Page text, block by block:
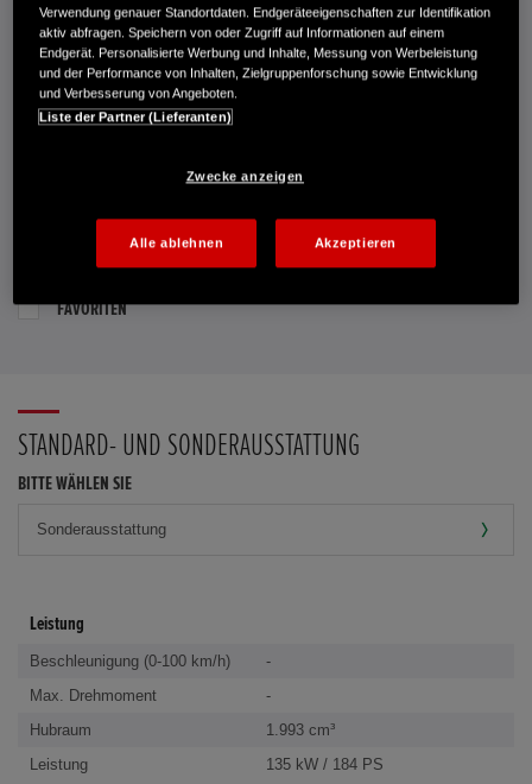
Route planen
Händlerbestand anzeigen
Dealer Website anzeigen
Händler kontaktieren
PROBEFAHRT VEREINBAREN
FAVORITEN
STANDARD- UND SONDERAUSSTATTUNG
BITTE WÄHLEN SIE
Leistung
Beschleunigung (0-100 km/h)
-
Max. Drehmoment
-
Hubraum
1.993 cm³
Leistung
135 kW / 184 PS
Verwendung genauer Standortdaten. Endgeräteeigenschaften zur Identifikation
aktiv abfragen. Speichern von oder Zugriff auf Informationen auf einem
Endgerät. Personalisierte Werbung und Inhalte, Messung von Werbeleistung
und der Performance von Inhalten, Zielgruppenforschung sowie Entwicklung
und Verbesserung von Angeboten.
Liste der Partner (Lieferanten)
Zwecke anzeigen
Alle ablehnen Akzeptieren